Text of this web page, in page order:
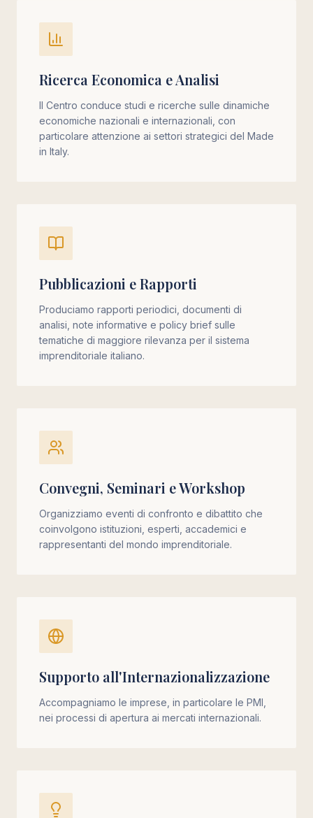
Ricerca Economica e Analisi
Il Centro conduce studi e ricerche sulle dinamiche
economiche nazionali e internazionali, con
particolare attenzione ai settori strategici del Made
in Italy.
Pubblicazioni e Rapporti
Produciamo rapporti periodici, documenti di
analisi, note informative e policy brief sulle
tematiche di maggiore rilevanza per il sistema
imprenditoriale italiano.
Convegni, Seminari e Workshop
Organizziamo eventi di confronto e dibattito che
coinvolgono istituzioni, esperti, accademici e
rappresentanti del mondo imprenditoriale.
Supporto all'Internazionalizzazione
Accompagniamo le imprese, in particolare le PMI,
nei processi di apertura ai mercati internazionali.